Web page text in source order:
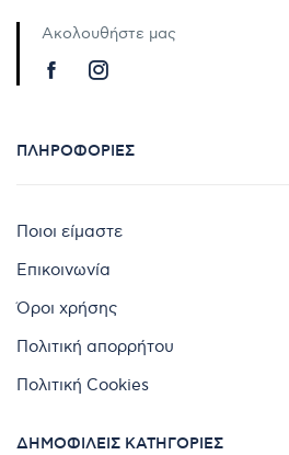
Ακολουθήστε μας
ΠΛΗΡΟΦΟΡΊΕΣ
Ποιοι είμαστε
Επικοινωνία
Όροι χρήσης
Πολιτική απορρήτου
Πολιτική Cookies
ΔΗΜΟΦΙΛΕΊΣ ΚΑΤΗΓΟΡΊΕΣ